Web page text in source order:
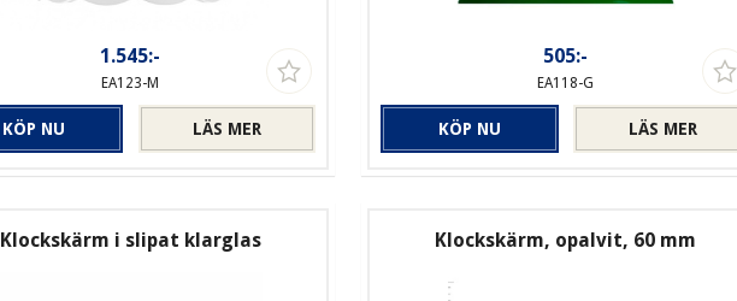
1.545:-
EA123-M
LÄS MER
KÖP NU
505:-
EA118-G
LÄS MER
KÖP NU
Klockskärm i slipat klarglas Klockskärm, opalvit, 60 mm